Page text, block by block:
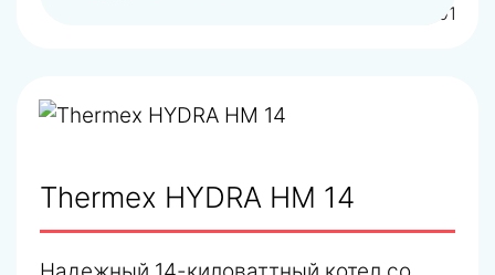
арт.TR300900001
Thermex HYDRA HM 14